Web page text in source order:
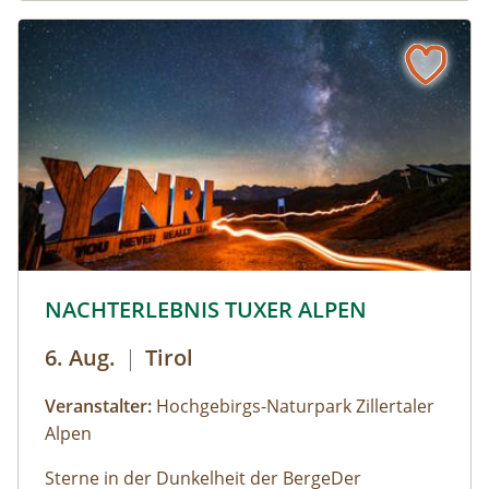
NACHTERLEBNIS TUXER ALPEN
6. Aug. | Tirol
Veranstalter: Hochgebirgs-Naturpark Zillertaler
Alpen
Sterne in der Dunkelheit der BergeDer